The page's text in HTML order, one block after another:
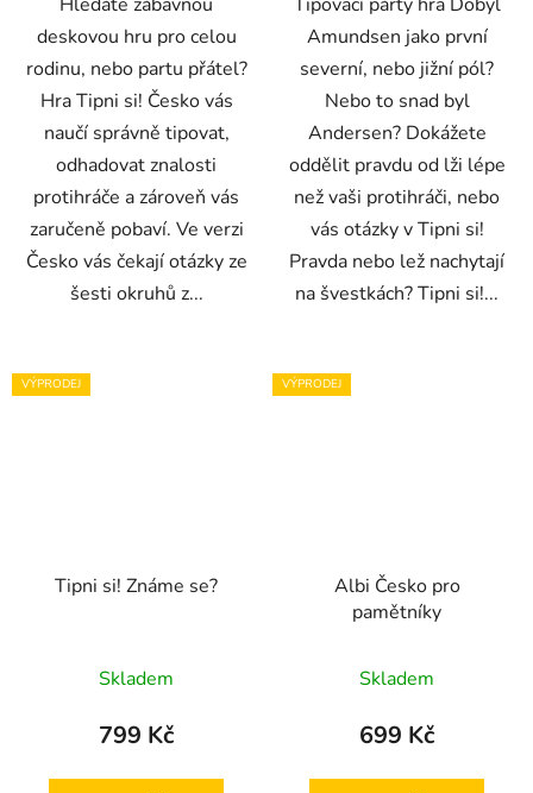
deskovou hru pro celou
rodinu, nebo partu přátel?
Hra Tipni si! Česko vás
naučí správně tipovat,
odhadovat znalosti
protihráče a zároveň vás
zaručeně pobaví. Ve verzi
Česko vás čekají otázky ze
šesti okruhů z...
Amundsen jako první
severní, nebo jižní pól?
Nebo to snad byl
Andersen? Dokážete
oddělit pravdu od lži lépe
než vaši protihráči, nebo
vás otázky v Tipni si!
Pravda nebo lež nachytají
na švestkách? Tipni si!...
VÝPRODEJ
Tipni si! Známe se?
Skladem
799 Kč
VÝPRODEJ
Albi Česko pro
pamětníky
Skladem
699 Kč